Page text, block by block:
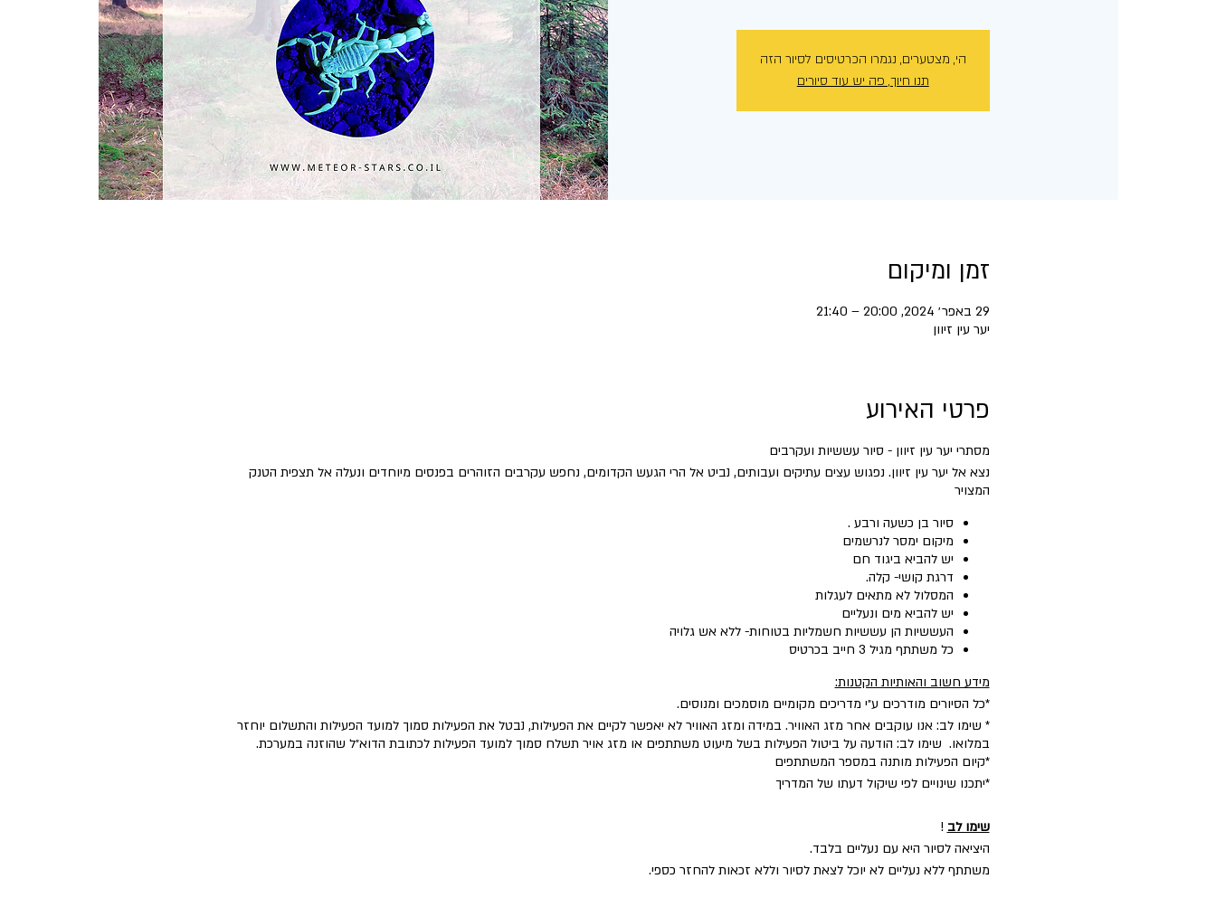
הי, מצטערים, נגמרו הכרטיסים לסיור הזה
תנו חיוך, פה יש עוד סיורים
זמן ומיקום
29 באפר׳ 2024, 20:00 – 21:40
יער עין זיוון
פרטי האירוע
מסתרי יער עין זיוון - סיור עששיות ועקרבים
נצא אל יער עין זיוון. נפגוש עצים עתיקים ועבותים, נביט אל הרי הגעש הקדומים, נחפש עקרבים הזוהרים בפנסים מיוחדים ונעלה אל תצפית הטנק
המצויר
סיור בן כשעה ורבע .
מיקום ימסר לנרשמים
יש להביא ביגוד חם
דרגת קושי- קלה.
המסלול לא מתאים לעגלות
יש להביא מים ונעליים
העששיות הן עששיות חשמליות בטוחות- ללא אש גלויה
כל משתתף מגיל 3 חייב בכרטיס
מידע חשוב והאותיות הקטנות:
*כל הסיורים מודרכים ע״י מדריכים מקומיים מוסמכים ומנוסים.
* שימו לב: אנו עוקבים אחר מזג האוויר. במידה ומזג האוויר לא יאפשר לקיים את הפעילות, נבטל את הפעילות סמוך למועד הפעילות והתשלום יוחזר
במלואו. שימו לב: הודעה על ביטול הפעילות בשל מיעוט משתתפים או מזג אויר תשלח סמוך למועד הפעילות לכתובת הדוא״ל שהוזנה במערכת.
​*קיום הפעילות מותנה במספר המשתתפים
*יתכנו שינויים לפי שיקול דעתו של המדריך
שימו לב !
היציאה לסיור היא עם נעליים בלבד.
משתתף ללא נעליים לא יוכל לצאת לסיור וללא זכאות להחזר כספי.